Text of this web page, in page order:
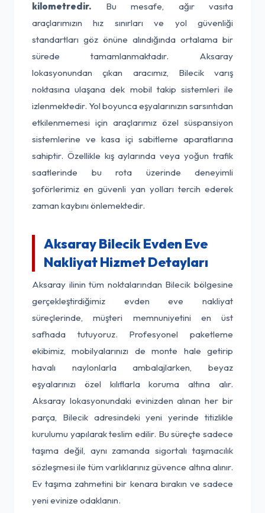
kilometredir. Bu mesafe, ağır vasıta
araçlarımızın hız sınırları ve yol güvenliği
standartları göz önüne alındığında ortalama bir
sürede tamamlanmaktadır. Aksaray
lokasyonundan çıkan aracımız, Bilecik varış
noktasına ulaşana dek mobil takip sistemleri ile
izlenmektedir. Yol boyunca eşyalarınızın sarsıntıdan
etkilenmemesi için araçlarımız özel süspansiyon
sistemlerine ve kasa içi sabitleme aparatlarına
sahiptir. Özellikle kış aylarında veya yoğun trafik
saatlerinde bu rota üzerinde deneyimli
şoförlerimiz en güvenli yan yolları tercih ederek
zaman kaybını önlemektedir.
Aksaray Bilecik Evden Eve
Nakliyat Hizmet Detayları
Aksaray ilinin tüm noktalarından Bilecik bölgesine
gerçekleştirdiğimiz evden eve nakliyat
süreçlerinde, müşteri memnuniyetini en üst
safhada tutuyoruz. Profesyonel paketleme
ekibimiz, mobilyalarınızı de monte hale getirip
havalı naylonlarla ambalajlarken, beyaz
eşyalarınızı özel kılıflarla koruma altına alır.
Aksaray lokasyonundaki evinizden alınan her bir
parça, Bilecik adresindeki yeni yerinde titizlikle
kurulumu yapılarak teslim edilir. Bu süreçte sadece
taşıma değil, aynı zamanda sigortalı taşımacılık
sözleşmesi ile tüm varlıklarınız güvence altına alınır.
Ev taşıma zahmetini bir kenara bırakın ve sadece
yeni evinize odaklanın.